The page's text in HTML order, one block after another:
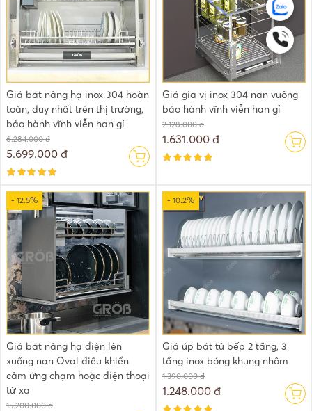
Giá bát nâng hạ inox 304 hoàn
toàn, duy nhất trên thị trường,
bảo hành vĩnh viễn han gỉ
6.284.000 đ
5.699.000 đ
Giá gia vị inox 304 nan vuông
bảo hành vĩnh viễn han gỉ
2.128.000 đ
1.631.000 đ
- 12.5%
Giá bát nâng hạ điện lên
xuống nan Oval điều khiển
cảm ứng chạm hoặc điện thoại
từ xa
15.200.000 đ
- 10.2%
Giá úp bát tủ bếp 2 tầng, 3
tầng inox bóng khung nhôm
1.390.000 đ
1.248.000 đ